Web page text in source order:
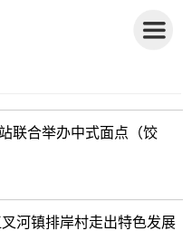
联合举办中式面点（饺
河镇排岸村走出特色发展